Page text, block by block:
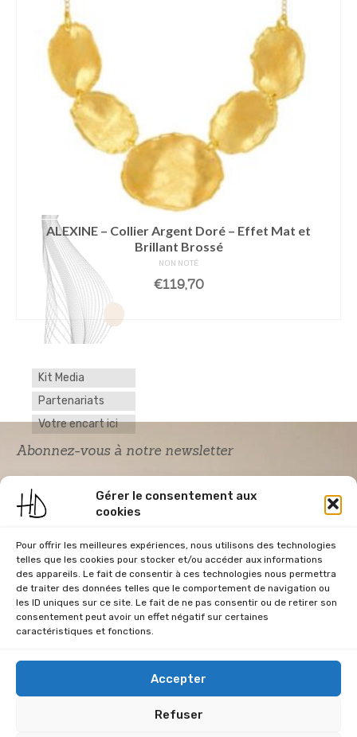
Gérer le consentement aux
cookies
Pour offrir les meilleures expériences, nous utilisons des technologies
telles que les cookies pour stocker et/ou accéder aux informations
des appareils. Le fait de consentir à ces technologies nous permettra
de traiter des données telles que le comportement de navigation ou
les ID uniques sur ce site. Le fait de ne pas consentir ou de retirer son
consentement peut avoir un effet négatif sur certaines
caractéristiques et fonctions.
Accepter
Refuser
ALEXINE – Collier Argent Doré – Effet Mat et
Brillant Brossé
NON NOTÉ
€119,70
AJOUTER AU PANIER
Kit Media
Partenariats
Votre encart ici
Abonnez-vous à notre newsletter
Acceptation RGPD
*
J'accepte la politique de confidentialité du
site Home & Déco